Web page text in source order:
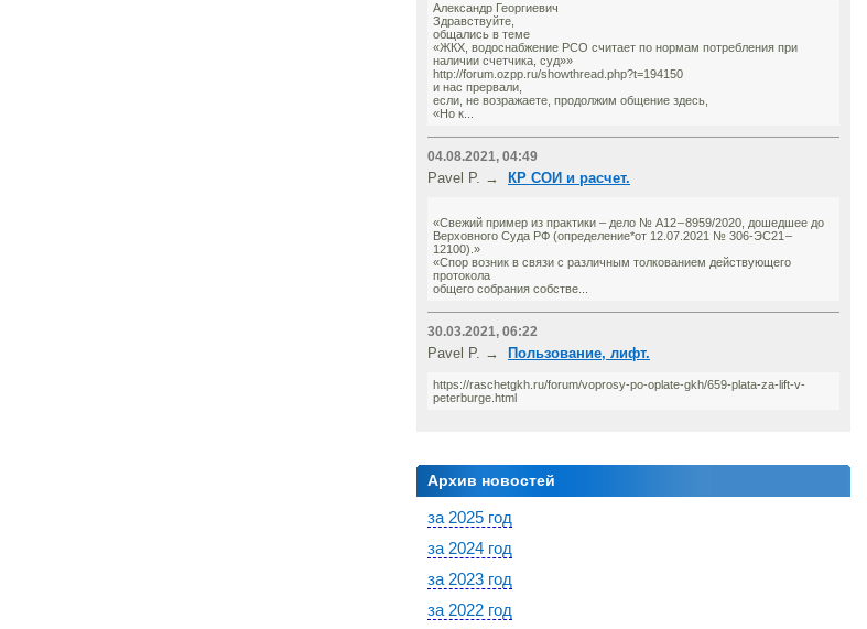
Александр Георгиевич
Здравствуйте,
общались в теме
«ЖКХ, водоснабжение РСО считает по нормам потребления при
наличии счетчика, суд»»
http://forum.ozpp.ru/showthread.php?t=194150
и нас прервали,
если, не возражаете, продолжим общение здесь,
«Но к...
04.08.2021, 04:49
Pavel P. → КР СОИ и расчет.
«Свежий пример из практики – дело № А12 – 8959/2020, дошедшее до
Верховного Суда РФ (определение*от 12.07.2021 № 306-ЭС21 –
12100).»
«Спор возник в связи с различным толкованием действующего
протокола
общего собрания собстве...
30.03.2021, 06:22
Pavel P. → Пользование, лифт.
https://raschetgkh.ru/forum/voprosy-po-oplate-gkh/659-plata-za-lift-v-
peterburge.html
Архив новостей
за 2025 год
за 2024 год
за 2023 год
за 2022 год